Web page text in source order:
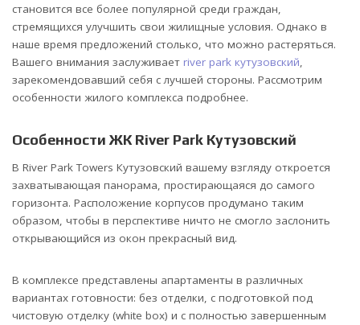
становится все более популярной среди граждан,
стремящихся улучшить свои жилищные условия. Однако в
наше время предложений столько, что можно растеряться.
Вашего внимания заслуживает river park кутузовский,
зарекомендовавший себя с лучшей стороны. Рассмотрим
особенности жилого комплекса подробнее.
Особенности ЖК River Park Кутузовский
В River Park Towers Кутузовский вашему взгляду откроется
захватывающая панорама, простирающаяся до самого
горизонта. Расположение корпусов продумано таким
образом, чтобы в перспективе ничто не смогло заслонить
открывающийся из окон прекрасный вид.
В комплексе представлены апартаменты в различных
вариантах готовности: без отделки, с подготовкой под
чистовую отделку (white box) и с полностью завершенным